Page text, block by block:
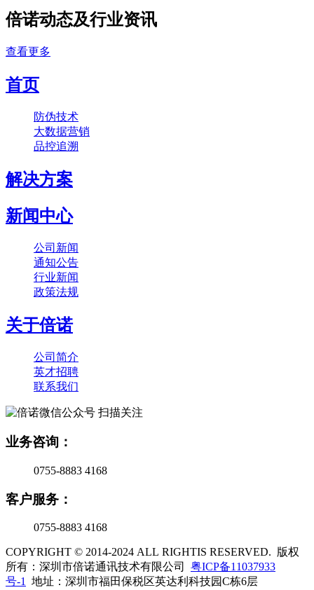
倍诺动态及行业资讯
查看更多
首页
防伪技术
大数据营销
品控追溯
解决方案
新闻中心
公司新闻
通知公告
行业新闻
政策法规
关于倍诺
公司简介
英才招聘
联系我们
扫描关注
业务咨询：
0755-8883 4168
客户服务：
0755-8883 4168
COPYRIGHT © 2014-2024 ALL RIGHTIS RESERVED. 版权
所有：深圳市倍诺通讯技术有限公司 粤ICP备11037933
号-1
地址：深圳市福田保税区英达利科技园C栋6层